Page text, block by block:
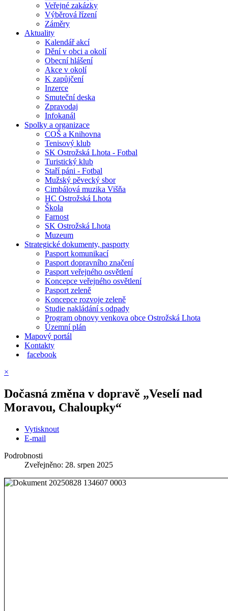
Veřejné zakázky
Výběrová řízení
Záměry
Aktuality
Kalendář akcí
Dění v obci a okolí
Obecní hlášení
Akce v okolí
K zapůjčení
Inzerce
Smuteční deska
Zpravodaj
Infokanál
Spolky a organizace
COŠ a Knihovna
Tenisový klub
SK Ostrožská Lhota - Fotbal
Turistický klub
Staří páni - Fotbal
Mužský pěvecký sbor
Cimbálová muzika Višňa
HC Ostrožská Lhota
Škola
Farnost
SK Ostrožská Lhota
Muzeum
Strategické dokumenty, pasporty
Pasport komunikací
Pasport dopravního značení
Pasport veřejného osvětlení
Koncepce veřejného osvětlení
Pasport zeleně
Koncepce rozvoje zeleně
Studie nakládání s odpady
Program obnovy venkova obce Ostrožská Lhota
Územní plán
Mapový portál
Kontakty
facebook
×
Dočasná změna v dopravě „Veselí nad
Moravou, Chaloupky“
Vytisknout
E-mail
Podrobnosti
Zveřejněno: 28. srpen 2025